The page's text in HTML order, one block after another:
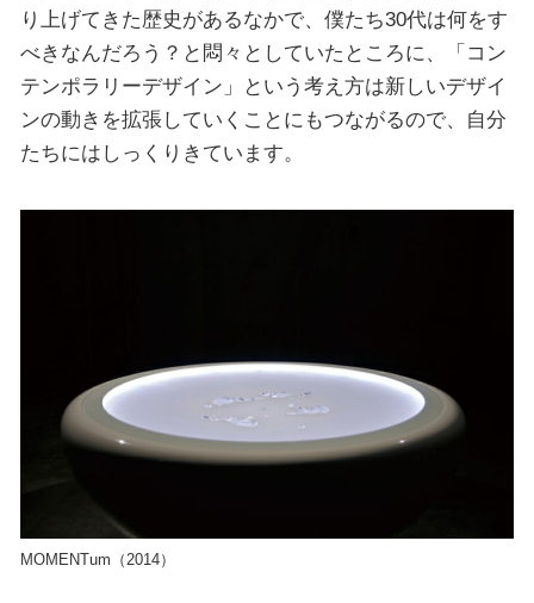
り上げてきた歴史があるなかで、僕たち30代は何をす
べきなんだろう？と悶々としていたところに、「コン
テンポラリーデザイン」という考え方は新しいデザイ
ンの動きを拡張していくことにもつながるので、自分
たちにはしっくりきています。
MOMENTum（2014）